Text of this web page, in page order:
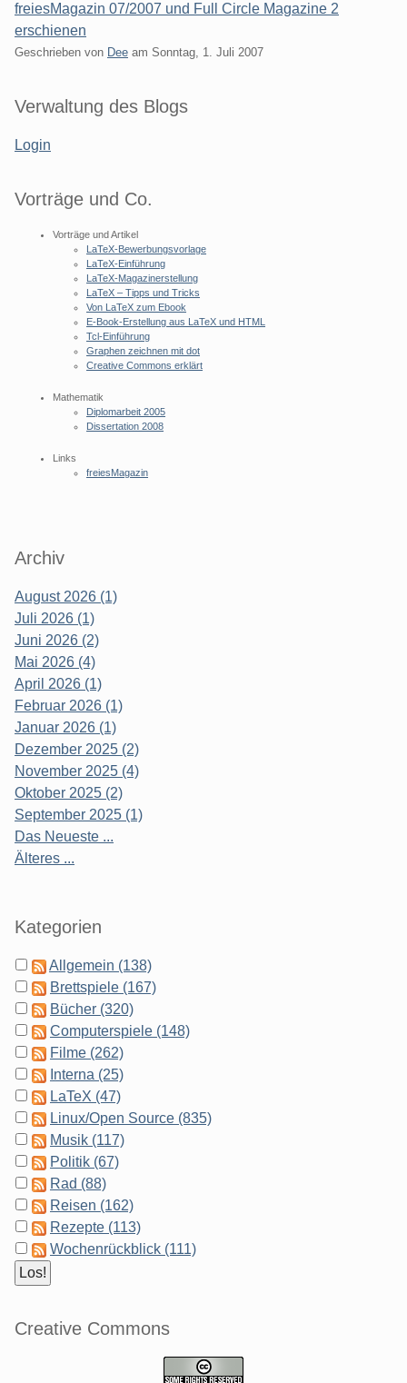
freiesMagazin 07/2007 und Full Circle Magazine 2
erschienen
Geschrieben von Dee am Sonntag, 1. Juli 2007
Seitenleiste
Verwaltung des Blogs
Login
Vorträge und Co.
Vorträge und Artikel
LaTeX-Bewerbungsvorlage
LaTeX-Einführung
LaTeX-Magazinerstellung
LaTeX – Tipps und Tricks
Von LaTeX zum Ebook
E-Book-Erstellung aus LaTeX und HTML
Tcl-Einführung
Graphen zeichnen mit dot
Creative Commons erklärt
Mathematik
Diplomarbeit 2005
Dissertation 2008
Links
freiesMagazin
Archiv
August 2026 (1)
Juli 2026 (1)
Juni 2026 (2)
Mai 2026 (4)
April 2026 (1)
Februar 2026 (1)
Januar 2026 (1)
Dezember 2025 (2)
November 2025 (4)
Oktober 2025 (2)
September 2025 (1)
Das Neueste ...
Älteres ...
Kategorien
Allgemein (138)
Brettspiele (167)
Bücher (320)
Computerspiele (148)
Filme (262)
Interna (25)
LaTeX (47)
Linux/Open Source (835)
Musik (117)
Politik (67)
Rad (88)
Reisen (162)
Rezepte (113)
Wochenrückblick (111)
Creative Commons